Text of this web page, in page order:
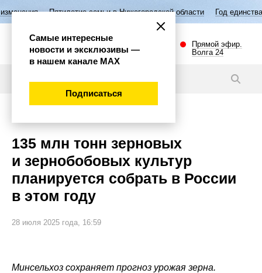
семьи в Нижегородской области Год единства народов России
Прямой эфир.
Волга 24
135 млн тонн зерновых
и зернобобовых культур
планируется собрать в России
в этом году
28 июля 2025 года, 16:59
Минсельхоз сохраняет прогноз урожая зерна.
Самые интересные
новости и эксклюзивы —
в нашем канале МАХ
Подписаться